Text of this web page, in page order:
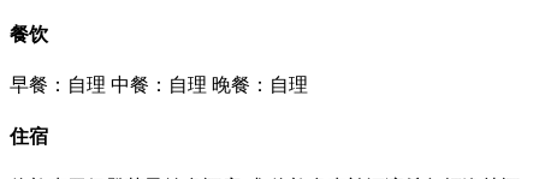
餐饮
早餐：自理 中餐：自理 晚餐：自理
住宿